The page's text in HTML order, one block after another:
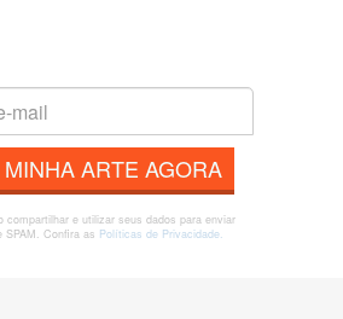
ARTE AGORA
compartilhar e utilizar seus dados para enviar
SPAM. Confira as Políticas de Privacidade.